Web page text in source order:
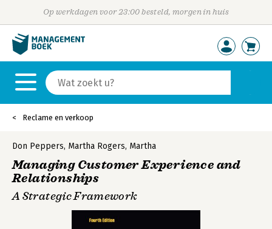
Op werkdagen voor 23:00 besteld, morgen in huis
Reclame en verkoop
Don Peppers, Martha Rogers, Martha
Managing Customer Experience and
Relationships
A Strategic Framework